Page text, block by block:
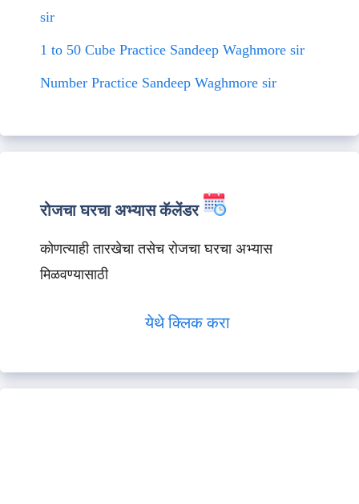
sir
1 to 50 Cube Practice Sandeep Waghmore sir
Number Practice Sandeep Waghmore sir
रोजचा घरचा अभ्यास कॅलेंडर
कोणत्याही तारखेचा तसेच रोजचा घरचा अभ्यास
मिळवण्यासाठी
येथे क्लिक करा